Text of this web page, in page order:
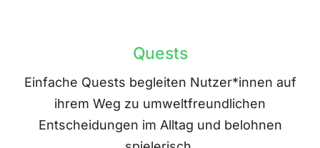
Quests
Einfache Quests begleiten Nutzer*innen auf
ihrem Weg zu umweltfreundlichen
Entscheidungen im Alltag und belohnen